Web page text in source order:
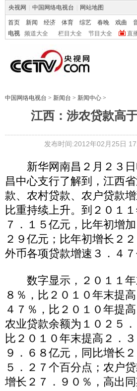
央视网 中国网络电视台 网站地图
首页 新闻 经济 体育 综艺 春晚 戏曲
电视
频道大全 栏目大全 节目大全 直
中国网络电视台 > 新闻台 > 新闻中心 >
江西：涉农贷款高
发布时间:2012年02月25日
新华网南昌２月２３日
昌中心支行了解到，江西
款、农村贷款、农户贷款
比重持续上升。到２０１
７．１５亿元，比年初增
２９亿元；比年初增长２
外币各项贷款增速３．４７
数字显示，２０１１年
８％，比２０１０年末提
４７％，比２０１０年提
农业贷款余额为１０２５
比２０１０年末提高２．
９．６８亿元，同比增长
５．２７个百分点；农户
增长２７．９０％，高出